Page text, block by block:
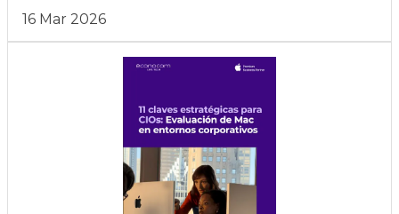
16 Mar 2026